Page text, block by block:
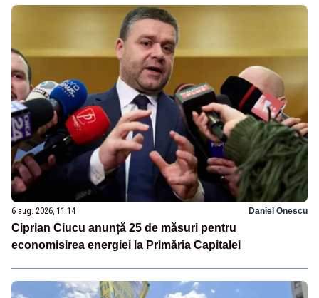
6 aug. 2026, 11:14 Daniel Onescu
Ciprian Ciucu anunță 25 de măsuri pentru
economisirea energiei la Primăria Capitalei